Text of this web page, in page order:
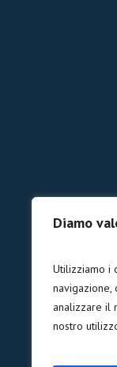
Diamo
Utilizziamo i
analizzare il
nostro